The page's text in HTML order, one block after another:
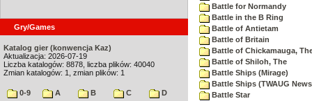
Gry/Games
Katalog gier (konwencja Kaz)
Aktualizacja: 2026-07-19
Liczba katalogów: 8878, liczba plików: 40040
Zmian katalogów: 1, zmian plików: 1
0-9 A B C
D
Battle for Normandy
Battle in the B Ring
Battle of Antietam
Battle of Britain
Battle of Chickamauga,
Battle of Shiloh, The
Battle Ships (Mirage)
Battle Ships (TWAUG
Battle Star